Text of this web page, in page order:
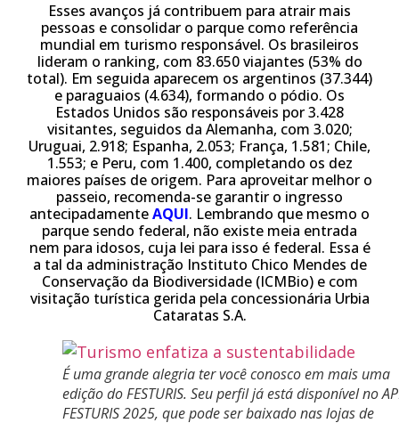
Esses avanços já contribuem para atrair mais
pessoas e consolidar o parque como referência
mundial em turismo responsável. Os brasileiros
lideram o ranking, com 83.650 viajantes (53% do
total). Em seguida aparecem os argentinos (37.344)
e paraguaios (4.634), formando o pódio. Os
Estados Unidos são responsáveis por 3.428
visitantes, seguidos da Alemanha, com 3.020;
Uruguai, 2.918; Espanha, 2.053; França, 1.581; Chile,
1.553; e Peru, com 1.400, completando os dez
maiores países de origem. Para aproveitar melhor o
passeio, recomenda-se garantir o ingresso
antecipadamenteAQUI. Lembrando que mesmo o
parque sendo federal, não existe meia entrada
nem para idosos, cuja lei para isso é federal. Essa é
a tal da administração Instituto Chico Mendes de
Conservação da Biodiversidade (ICMBio) e com
visitação turística gerida pela concessionária Urbia
Cataratas S.A.
É uma grande alegria ter você conosco em mais uma
edição do FESTURIS. Seu perfil já está disponível no
FESTURIS 2025, que pode ser baixado nas lojas de